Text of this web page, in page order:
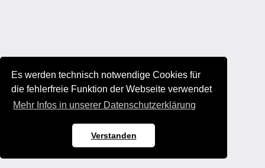
Es werden technisch notwendige Cookies für
die fehlerfreie Funktion der Webseite verwendet
Mehr Infos in unserer Datenschutzerklärung
Verstanden